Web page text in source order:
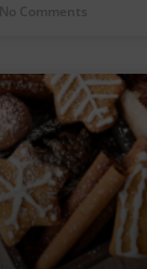
No Comments